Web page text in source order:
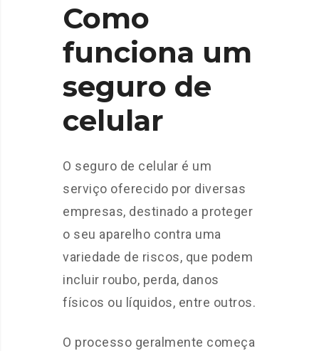
Como
funciona um
seguro de
celular
O seguro de celular é um
serviço oferecido por diversas
empresas, destinado a proteger
o seu aparelho contra uma
variedade de riscos, que podem
incluir roubo, perda, danos
físicos ou líquidos, entre outros.
O processo geralmente começa